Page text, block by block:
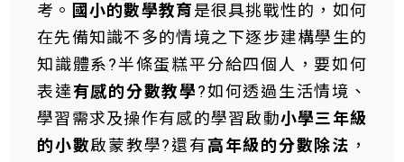
考。 國小的數學教育是很具挑戰性的，如何
在先備知識不多的情境之下逐步建構學生的
知識體系?半條蛋糕平分給四個人，要如何
表達有感的分數教學?如何透過生活情境、
學習需求及操作有感的學習啟動小學三年級
的小數啟蒙教學?還有高年級的分數除法 ，